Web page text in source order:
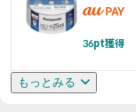
36pt獲得
もっとみる